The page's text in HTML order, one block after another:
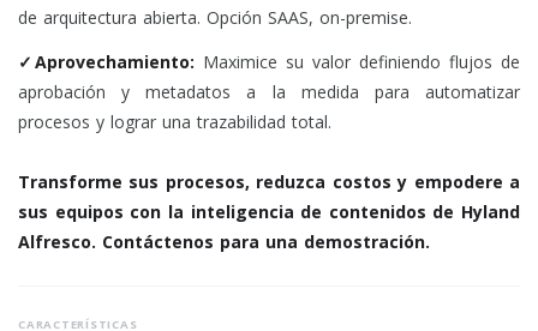
de arquitectura abierta. Opción SAAS, on-premise.
✓Aprovechamiento: Maximice su valor definiendo flujos de
aprobación y metadatos a la medida para automatizar
procesos y lograr una trazabilidad total.
Transforme sus procesos, reduzca costos y empodere a
sus equipos con la inteligencia de contenidos de Hyland
Alfresco. Contáctenos para una demostración.
CARACTERÍSTICAS